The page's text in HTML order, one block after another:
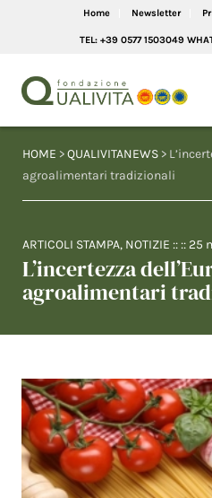
Home Newsletter
TEL: +39 0577 1503049
HOME >QUALIVITANEWS >
agroalimentari tradizionali
ARTICOLI STAMPA, NOTIZIE :: :: 25
L’incertezza
agroalimentari